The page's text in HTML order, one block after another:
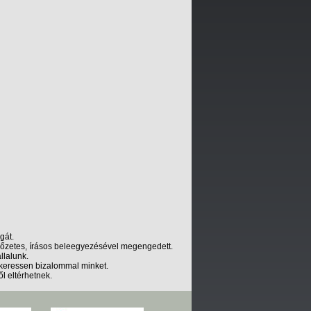
írásos beleegyezésével megengedett.
bizalommal minket.
eltérhetnek.